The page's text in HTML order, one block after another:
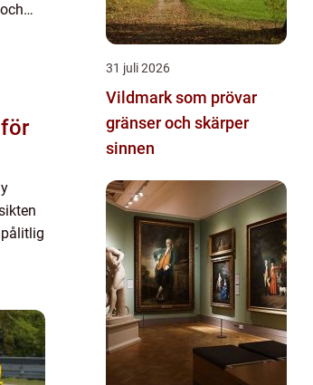
31 juli 2026
Vildmark som prövar
gränser och skärper
sinnen